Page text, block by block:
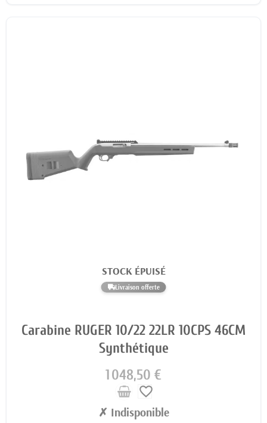
STOCK ÉPUISÉ
Livraison offerte
Carabine RUGER 10/22 22LR 10CPS 46CM
Synthétique
1 048,50 €
favorite_border
✗ Indisponible